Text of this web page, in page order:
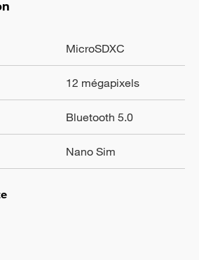
MicroSDXC
12 mégapixels
Bluetooth 5.0
Nano Sim